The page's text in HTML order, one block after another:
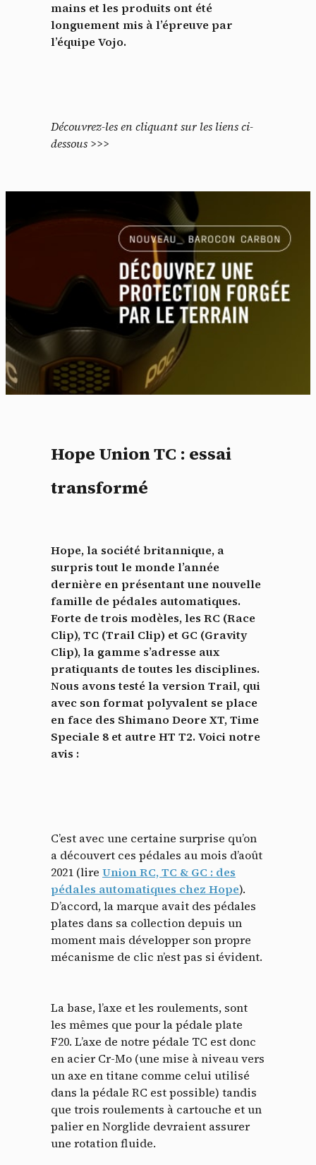
mains et les produits ont été
longuement mis à l’épreuve par
l’équipe Vojo.
Découvrez-les en cliquant sur les liens ci-
dessous >>>
Hope Union TC : essai
transformé
Hope, la société britannique, a
surpris tout le monde l’année
dernière en présentant une nouvelle
famille de pédales automatiques.
Forte de trois modèles, les RC (Race
Clip), TC (Trail Clip) et GC (Gravity
Clip), la gamme s’adresse aux
pratiquants de toutes les disciplines.
Nous avons testé la version Trail, qui
avec son format polyvalent se place
en face des Shimano Deore XT, Time
Speciale 8 et autre HT T2. Voici notre
avis :
C’est avec une certaine surprise qu’on
a découvert ces pédales au mois d’août
2021 (lire Union RC, TC & GC : des
pédales automatiques chez Hope).
D’accord, la marque avait des pédales
plates dans sa collection depuis un
moment mais développer son propre
mécanisme de clic n’est pas si évident.
La base, l’axe et les roulements, sont
les mêmes que pour la pédale plate
F20. L’axe de notre pédale TC est donc
en acier Cr-Mo (une mise à niveau vers
un axe en titane comme celui utilisé
dans la pédale RC est possible) tandis
que trois roulements à cartouche et un
palier en Norglide devraient assurer
une rotation fluide.